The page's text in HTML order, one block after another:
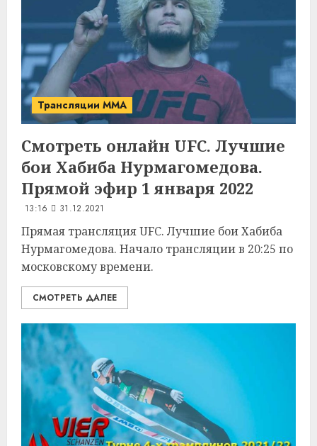
Трансляции MMA
Смотреть онлайн UFC. Лучшие
бои Хабиба Нурмагомедова.
Прямой эфир 1 января 2022
13:16 31.12.2021
Прямая трансляция UFC. Лучшие бои Хабиба
Нурмагомедова. Начало трансляции в 20:25 по
московскому времени.
СМОТРЕТЬ ДАЛЕЕ